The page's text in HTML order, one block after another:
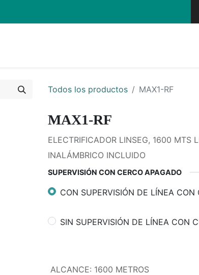
Todos los productos MAX1-RF
MAX1-RF
ELECTRIFICADOR LINSEG, 1600 MTS
INALÁMBRICO INCLUIDO
SUPERVISIÓN CON CERCO APAGADO
CON SUPERVISIÓN DE LÍNEA CON
SIN SUPERVISIÓN DE LÍNEA CON
ALCANCE: 1600 METROS